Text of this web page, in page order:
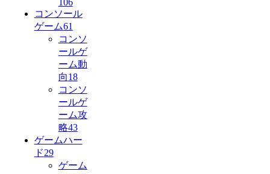
コンソール
ゲーム61
コンソ
ールゲ
ーム動
向18
コンソ
ールゲ
ーム攻
略43
ゲームハー
ド29
ゲーム